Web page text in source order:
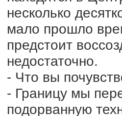
несколько
мало прошло
предстоит
недостаточно.
- Что вы
- Границу мы
подорванную